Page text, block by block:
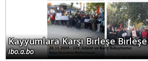
Kayyumlara Karşı Birleşe Birleşe
ibo.a.bo